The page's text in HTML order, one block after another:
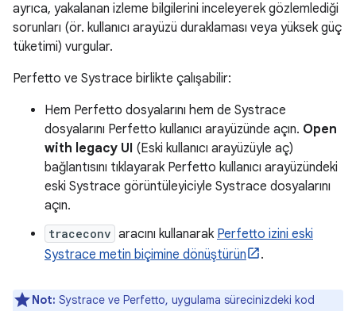
ayrıca, yakalanan izleme bilgilerini inceleyerek gözlemlediği
sorunları (ör. kullanıcı arayüzü duraklaması veya yüksek güç
tüketimi) vurgular.
Perfetto ve Systrace birlikte çalışabilir:
Hem Perfetto dosyalarını hem de Systrace
dosyalarını Perfetto kullanıcı arayüzünde açın. Open
with legacy UI (Eski kullanıcı arayüzüyle aç)
bağlantısını tıklayarak Perfetto kullanıcı arayüzündeki
eski Systrace görüntüleyiciyle Systrace dosyalarını
açın.
traceconv aracını kullanarak Perfetto izini eski
Systrace metin biçimine dönüştürün
.
Not: Systrace ve Perfetto, uygulama sürecinizdeki kod